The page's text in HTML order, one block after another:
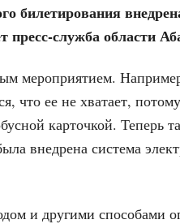
билетирования
пресс-служба области
мероприятием.
что ее не хватает,
карточкой. Теперь
внедрена система
и другими способами